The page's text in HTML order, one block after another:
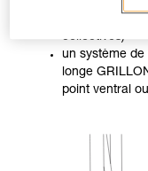
collectives)
un système
longe
point ventral